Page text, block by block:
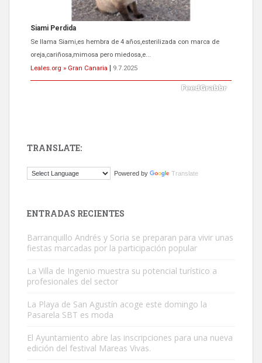
Siami Perdida
Se llama Siami,es hembra de 4 años,esterilizada con marca de
oreja,cariñosa,mimosa pero miedosa,e...
Leales.org » Gran Canaria
9.7.2025
El ayuntamiento se va a llevar a Los Gatos callejeros de la zona los
Este gato macho ha aparecido en la calle hace menos de un mes,
Leales.org » Gran Canaria
9.7.2025
TRANSLATE:
Powered by Translate
ENTRADAS RECIENTES
Barranquillo Andrés y Soria se preparan para vivir unas
fiestas marcadas por la participación popular
La Villa de Ingenio muestra su potencial turístico a
profesionales del sector
La Playa de San Agustín acoge este domingo la
Pasarela SBT es moda
El Ayuntamiento abre las inscripciones para una nueva
edición del festival Mareas Vivas.